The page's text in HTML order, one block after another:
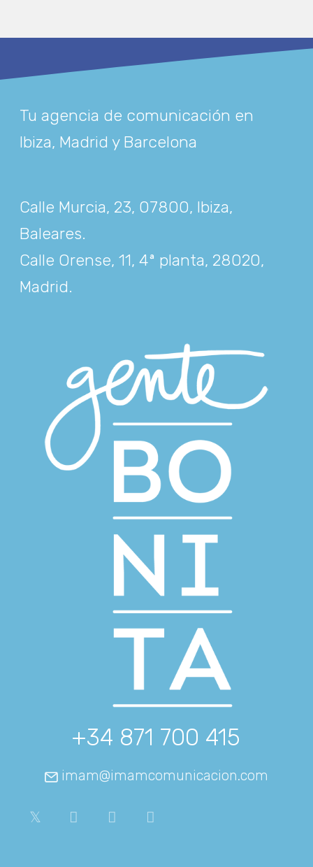
Tu agencia de comunicación en
Ibiza, Madrid y Barcelona
Calle Murcia, 23, 07800, Ibiza,
Baleares.
Calle Orense, 11, 4ª planta, 28020,
Madrid.
+34 871 700 415
imam@imamcomunicacion.com